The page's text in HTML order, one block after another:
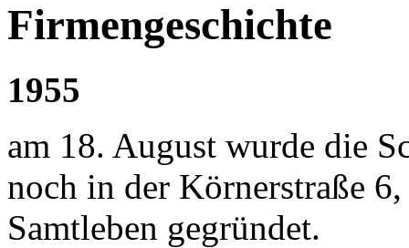
Firmengeschichte
1955
am 18. August wurde die
noch in der Körnerstraße
Samtleben gegründet.